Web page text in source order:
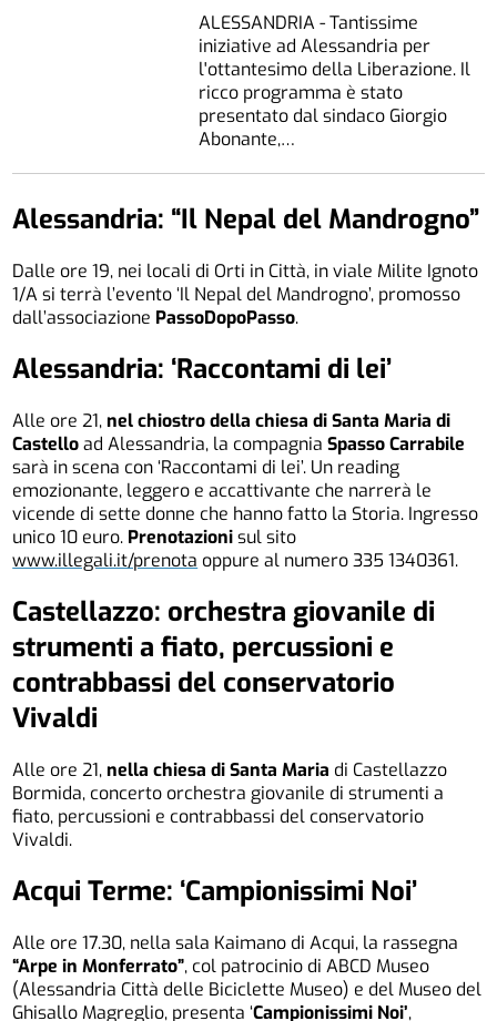
ALESSANDRIA - Tantissime
iniziative ad Alessandria per
l'ottantesimo della Liberazione. Il
ricco programma è stato
presentato dal sindaco Giorgio
Abonante,…
Alessandria: “Il Nepal del Mandrogno”
Dalle ore 19, nei locali di Orti in Città, in viale Milite Ignoto
1/A si terrà l’evento ‘Il Nepal del Mandrogno’, promosso
dall’associazione PassoDopoPasso.
Alessandria: ‘Raccontami di lei’
Alle ore 21,nel chiostro della chiesa di Santa Maria di
Castelload Alessandria, la compagniaSpasso Carrabile
sarà in scena con ‘Raccontami di lei’. Un reading
emozionante, leggero e accattivante che narrerà le
vicende di sette donne che hanno fatto la Storia. Ingresso
unico 10 euro. Prenotazionisul sito
www.illegali.it/prenota oppure al numero 335 1340361.
Castellazzo: orchestra giovanile di
strumenti a fiato, percussioni e
contrabbassi del conservatorio
Vivaldi
Alle ore 21,nella chiesa di Santa Maria di Castellazzo
Bormida, concerto orchestra giovanile di strumenti a
fiato, percussioni e contrabbassi del conservatorio
Vivaldi.
Acqui Terme: ‘Campionissimi Noi’
Alle ore 17.30, nella sala Kaimano di Acqui, la rassegna
“Arpe in Monferrato”, col patrocinio di ABCD Museo
(Alessandria Città delle Biciclette Museo) e del Museo del
Ghisallo Magreglio, presenta ‘Campionissimi Noi’,